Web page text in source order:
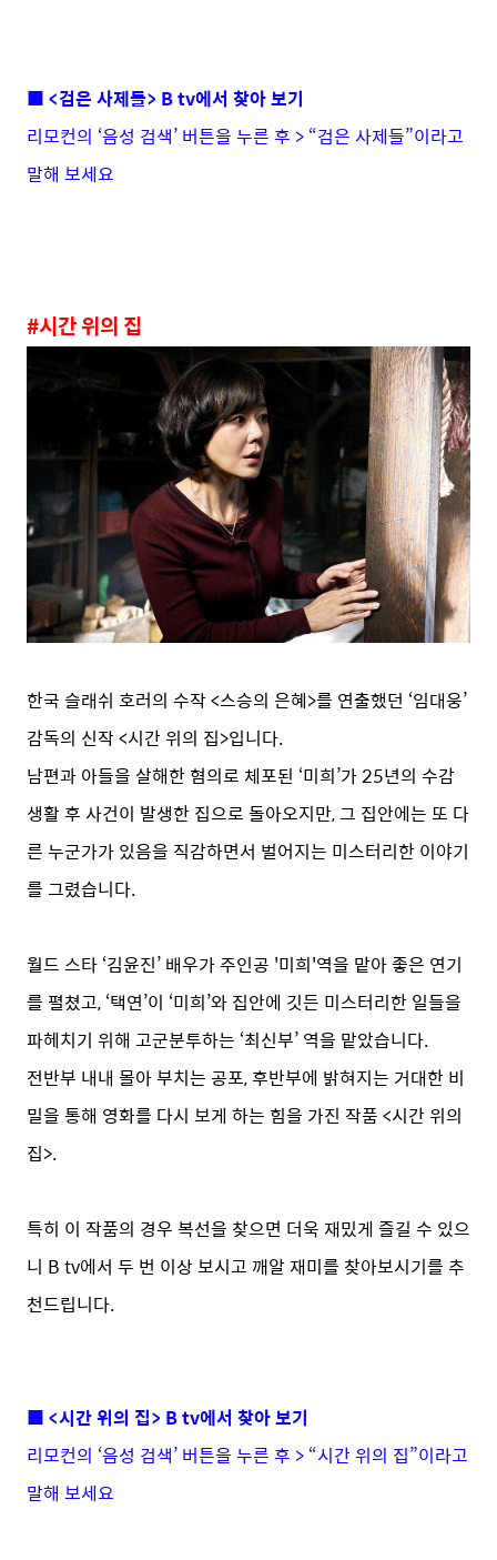
■ <검은 사제들> B tv에서 찾아 보기
리모컨의 ‘음성 검색’ 버튼을 누른 후 > “검은 사제들”이라고
말해 보세요
#시간 위의 집
한국 슬래쉬 호러의 수작 <스승의 은혜>를 연출했던 ‘임대웅’
감독의 신작 <시간 위의 집>입니다.
남편과 아들을 살해한 혐의로 체포된 ‘미희’가 25년의 수감
생활 후 사건이 발생한 집으로 돌아오지만, 그 집안에는 또 다
른 누군가가 있음을 직감하면서 벌어지는 미스터리한 이야기
를 그렸습니다.
월드 스타 ‘김윤진’ 배우가 주인공 '미희'역을 맡아 좋은 연기
를 펼쳤고, ‘택연’이 ‘미희’와 집안에 깃든 미스터리한 일들을
파헤치기 위해 고군분투하는 ‘최신부’ 역을 맡았습니다.
전반부 내내 몰아 부치는 공포, 후반부에 밝혀지는 거대한 비
밀을 통해 영화를 다시 보게 하는 힘을 가진 작품 <시간 위의
집>.
특히 이 작품의 경우 복선을 찾으면 더욱 재밌게 즐길 수 있으
니 B tv에서 두 번 이상 보시고 깨알 재미를 찾아보시기를 추
천드립니다.
■ <시간 위의 집> B tv에서 찾아 보기
리모컨의 ‘음성 검색’ 버튼을 누른 후 > “시간 위의 집”이라고
말해 보세요